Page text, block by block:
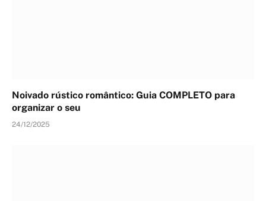
Noivado rústico romântico: Guia COMPLETO para
organizar o seu
24/12/2025